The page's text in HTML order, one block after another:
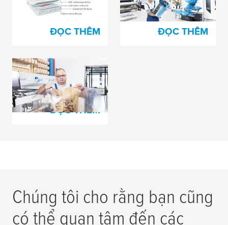
phúc?
ĐỌC THÊM
"pinholing"?
ĐỌC THÊM
Thiệt hại do bản in bị
lỗi theo nhiều cách
ĐỌC THÊM
Chúng tôi cho rằng bạn cũng
có thể quan tâm đến các